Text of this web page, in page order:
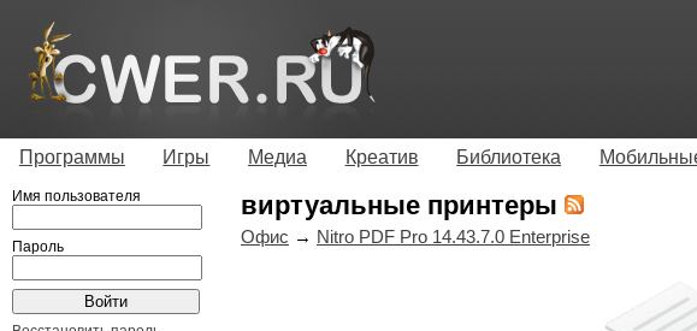
Программы Игры Медиа Креатив Библиотека
виртуальные принтеры
Офис → Nitro PDF Pro 14.43.7.0 Enterprise
Имя пользователя
Пароль